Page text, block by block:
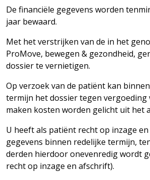
De financiële gegevens worden
jaar bewaard.
Met het verstrijken van de in het
ProMove, bewegen & gezondheid,
dossier te vernietigen.
Op verzoek van de patiënt kan
termijn het dossier tegen vergoeding
maken kosten worden gelicht uit het
U heeft als patiënt recht op inzage
gegevens binnen redelijke termijn,
derden hierdoor onevenredig wordt
recht op inzage en afschrift).